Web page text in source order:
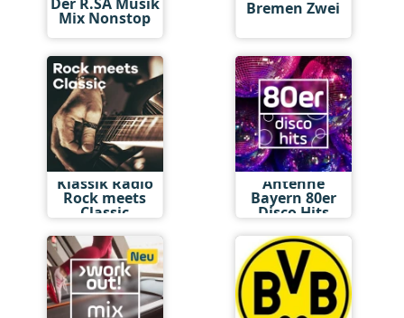
Mix Nonstop Bremen Zwei
Klassik Radio
Rock meets
Classic
Antenne
Bayern 80er
Disco Hits